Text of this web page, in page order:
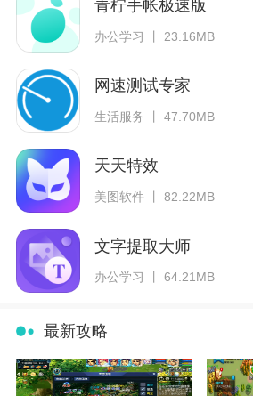
青柠手帐极速版
办公学习 丨 23.16MB
网速测试专家
生活服务 丨 47.70MB
天天特效
美图软件 丨 82.22MB
文字提取大师
办公学习 丨 64.21MB
最新攻略